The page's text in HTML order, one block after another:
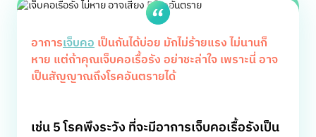
อาการเจ็บคอเป็นกันได้บ่อย มักไม่ร้ายแรง ไม่นานก็
หาย แต่ถ้าคุณเจ็บคอเรื้อรัง อย่าชะล่าใจ เพราะนี่ อาจ
เป็นสัญญาณถึงโรคอันตรายได้
เช่น 5 โรคพึงระวัง ที่จะมีอาการเจ็บคอเรื้อรังเป็น